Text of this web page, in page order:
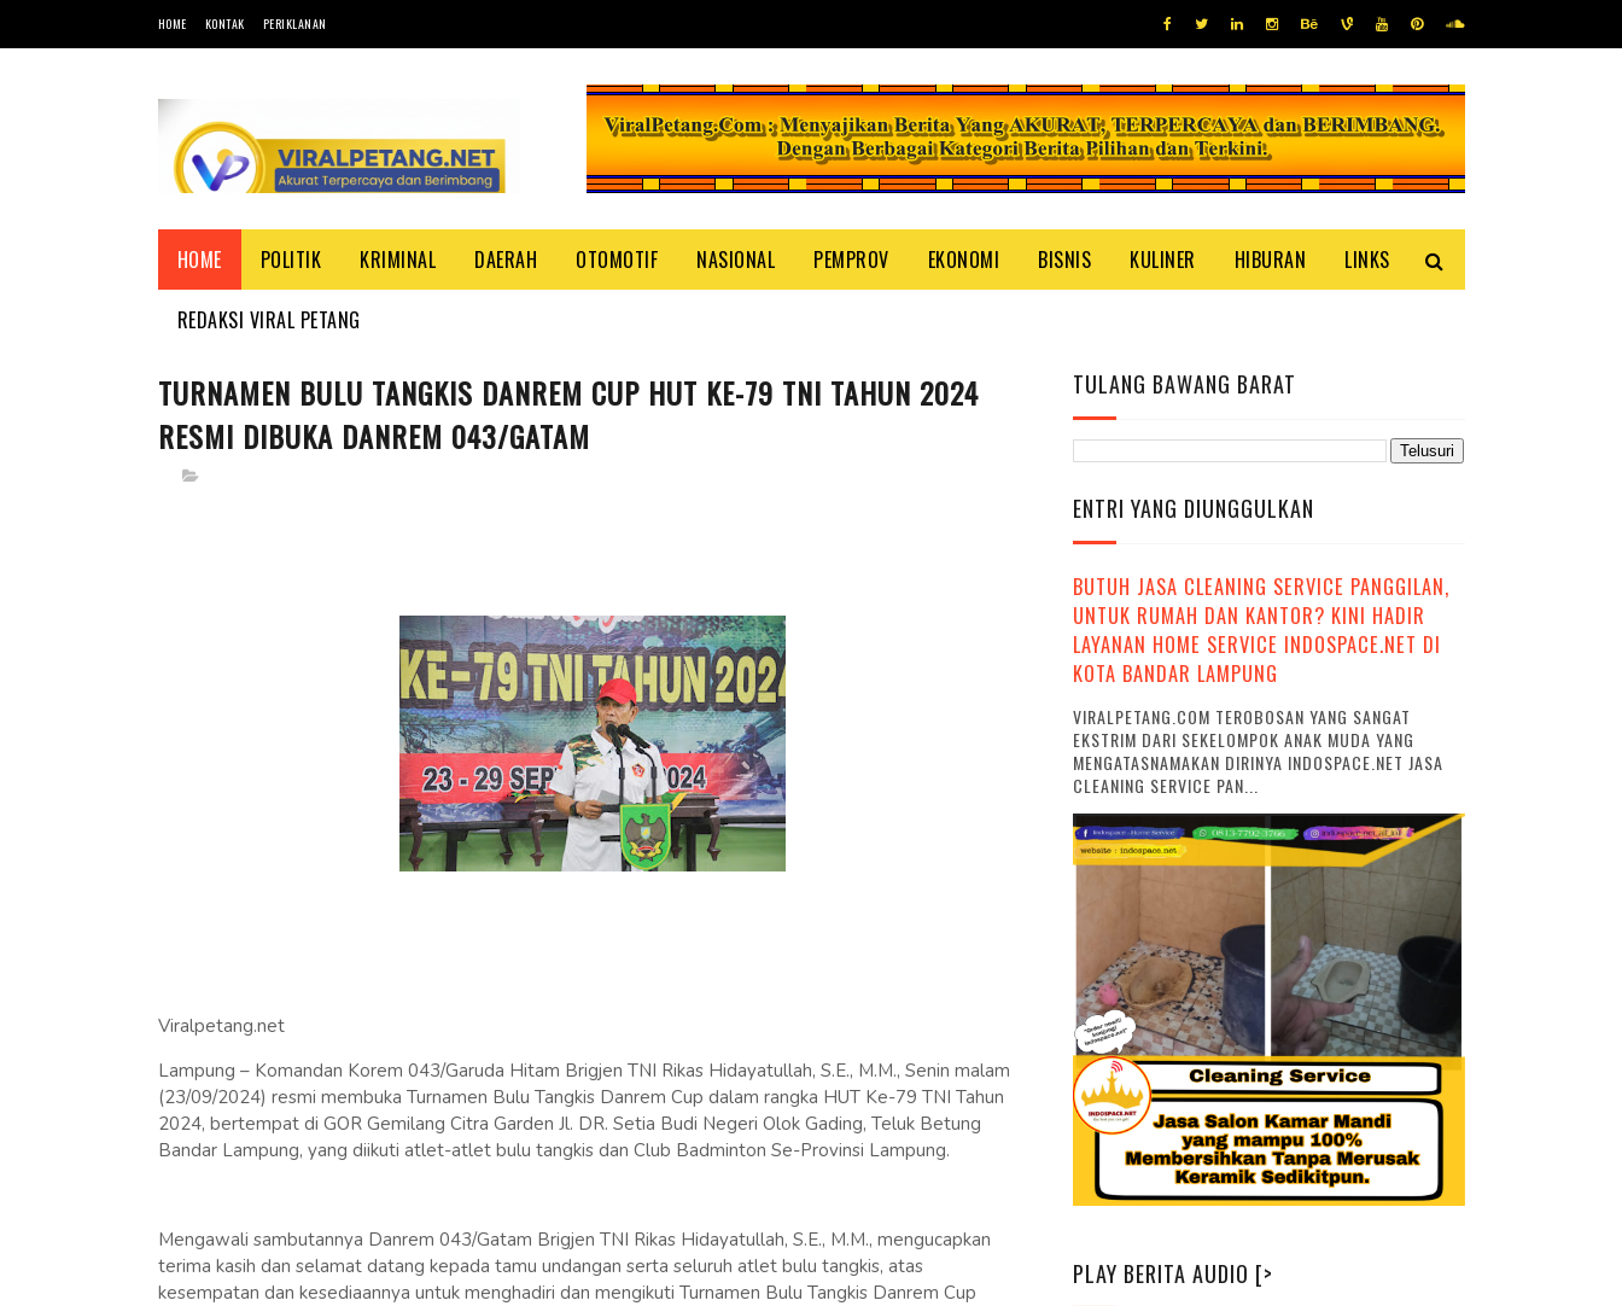
HOME KONTAK PERIKLANAN
HOME POLITIK KRIMINAL DAERAH OTOMOTIF NASIONAL PEMPROV EKONOMI BISNIS KULINER HIBURAN LINKS
REDAKSI VIRAL PETANG
TURNAMEN BULU TANGKIS DANREM CUP HUT KE-79 TNI TAHUN 2024
RESMI DIBUKA DANREM 043/GATAM
Viralpetang.net
Lampung – Komandan Korem 043/Garuda Hitam Brigjen TNI Rikas Hidayatullah, S.E., M.M., Senin malam
(23/09/2024) resmi membuka Turnamen Bulu Tangkis Danrem Cup dalam rangka HUT Ke-79 TNI Tahun
2024, bertempat di GOR Gemilang Citra Garden Jl. DR. Setia Budi Negeri Olok Gading, Teluk Betung
Bandar Lampung, yang diikuti atlet-atlet bulu tangkis dan Club Badminton Se-Provinsi Lampung.
Mengawali sambutannya Danrem 043/Gatam Brigjen TNI Rikas Hidayatullah, S.E., M.M., mengucapkan
terima kasih dan selamat datang kepada tamu undangan serta seluruh atlet bulu tangkis, atas
kesempatan dan kesediaannya untuk menghadiri dan mengikuti Turnamen Bulu Tangkis Danrem Cup
TULANG BAWANG BARAT
ENTRI YANG DIUNGGULKAN
BUTUH JASA CLEANING SERVICE PANGGILAN,
UNTUK RUMAH DAN KANTOR? KINI HADIR
LAYANAN HOME SERVICE INDOSPACE.NET DI
KOTA BANDAR LAMPUNG
VIRALPETANG.COM TEROBOSAN YANG SANGAT
EKSTRIM DARI SEKELOMPOK ANAK MUDA YANG
MENGATASNAMAKAN DIRINYA INDOSPACE.NET JASA
CLEANING SERVICE PAN...
PLAY BERITA AUDIO [>